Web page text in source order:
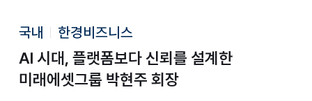
국내 한경비즈니스
AI 시대, 플랫폼보다 신뢰를 설계한
미래에셋그룹 박현주 회장